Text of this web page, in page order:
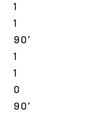
1
1
90′
1
1
0
90′